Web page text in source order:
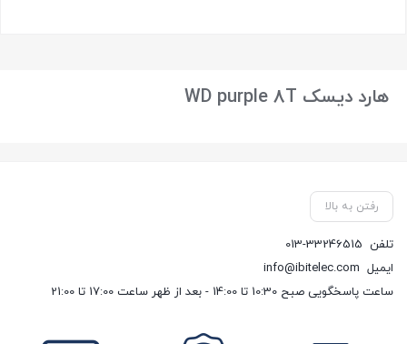
هارد دیسک WD purple 8T
رفتن به بالا
تلفن 013-33246515
ایمیل info@ibitelec.com
ساعت پاسخگویی صبح 10:30 تا 14:00 - بعد از ظهر ساعت 17:00 تا 21:00